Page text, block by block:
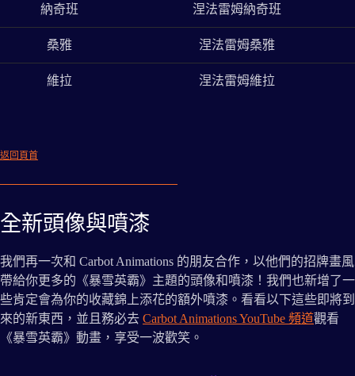
納奇班 涅法雷姆納奇班
桑雅 涅法雷姆桑雅
維拉 涅法雷姆維拉
返回頁首
全新頭像與噴漆
我們再一次和 Carbot Animations 的朋友合作，以他們的招牌畫風
帶給你更多的《暴雪英霸》主題的頭像和噴漆！我們也新增了一
些肯定會為你的收藏錦上添花的額外噴漆。看看以下這些即將到
來的新東西，並且務必去 Carbot Animations YouTube 頻道觀看
《暴雪英霸》動畫，享受一波歡笑。